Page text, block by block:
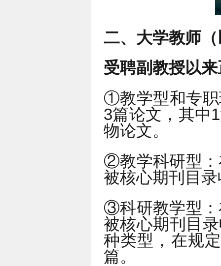
二、大学教师
受聘副教授以
①教学型和专职
3篇论文，其中
物论文。
②教学科研型：
被核心期刊目
③科研教学型：
被核心期刊目
种类型，在规
篇。